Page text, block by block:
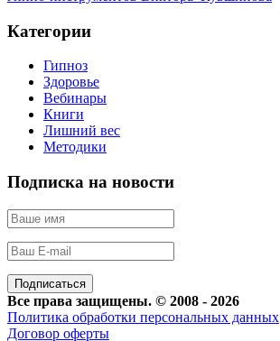
Категории
Гипноз
Здоровье
Вебинары
Книги
Лишний вес
Методики
Подписка на новости
Все права защищены. © 2008 - 2026
Политика обработки персональных данных
Договор оферты